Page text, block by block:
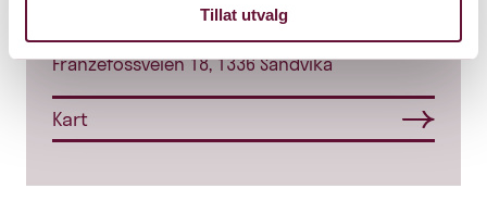
Tillat utvalg
Kalkmølla Kulturstasjon
Franzefossveien 18, 1336 Sandvika
Kart